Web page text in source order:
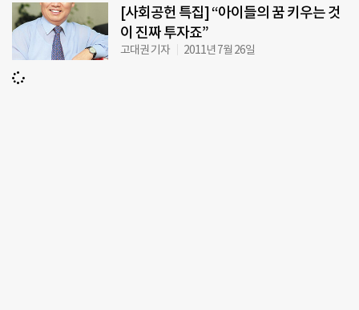
[사회공헌 특집] “아이들의 꿈 키우는 것
이 진짜 투자죠”
고대권 기자 2011년 7월 26일